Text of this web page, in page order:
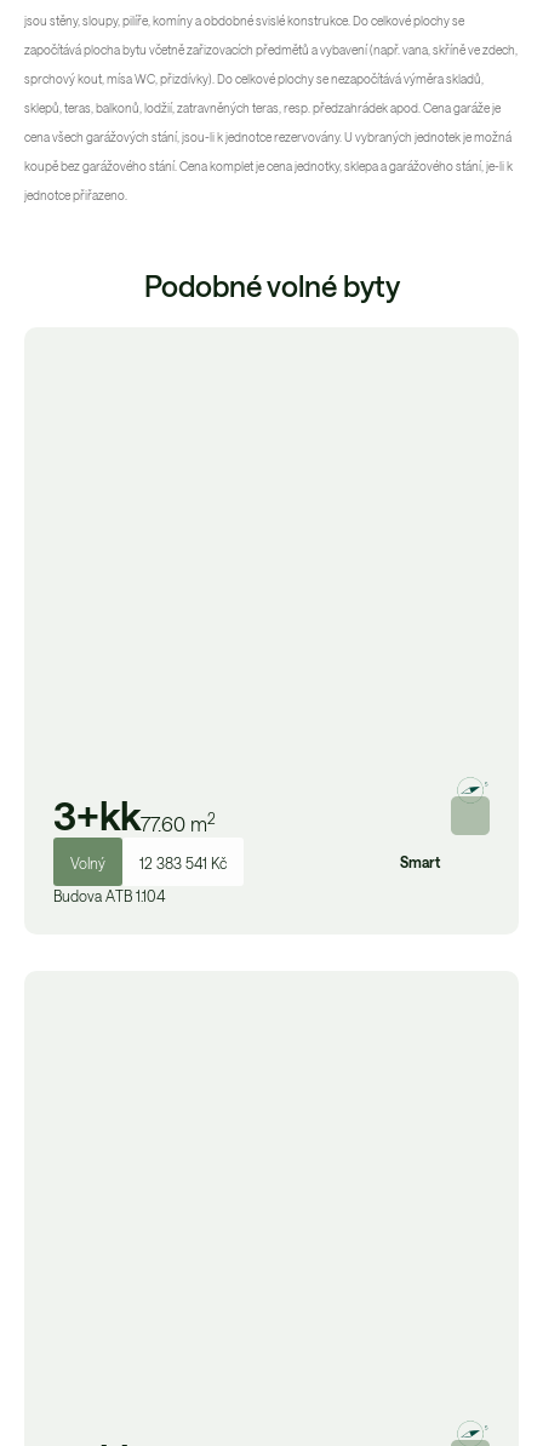
jsou stěny, sloupy, pilíře, komíny a obdobné svislé konstrukce. Do celkové plochy se
započítává plocha bytu včetně zařizovacích předmětů a vybavení (např. vana, skříně ve zdech,
sprchový kout, mísa WC, přizdívky). Do celkové plochy se nezapočítává výměra skladů,
sklepů, teras, balkonů, lodžií, zatravněných teras, resp. předzahrádek apod. Cena garáže je
cena všech garážových stání, jsou-li k jednotce rezervovány. U vybraných jednotek je možná
koupě bez garážového stání. Cena komplet je cena jednotky, sklepa a garážového stání, je-li k
jednotce přiřazeno.
Podobné volné byty
3+kk77.60 m2
Volný 12 383 541 Kč
Smart
Budova ATB 1.104